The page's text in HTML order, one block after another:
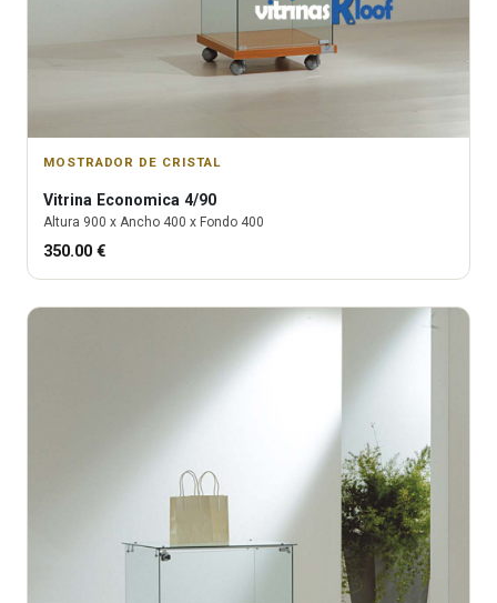
MOSTRADOR DE CRISTAL
Vitrina Economica 4/90
Altura 900 x Ancho 400 x Fondo 400
350.00 €